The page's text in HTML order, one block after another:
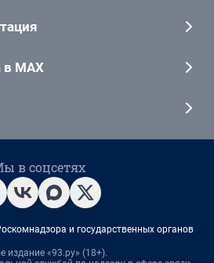
в MAX
в соцсетях
и государственных органов
издание «93.ру» (18+).